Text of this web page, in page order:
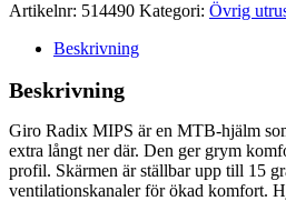
Artikelnr: 514490 Kategori: Övrig
Beskrivning
Beskrivning
Giro Radix MIPS är en MTB-hjälm
extra långt ner där. Den ger grym
profil. Skärmen är ställbar upp till 15
ventilationskanaler för ökad komfort.